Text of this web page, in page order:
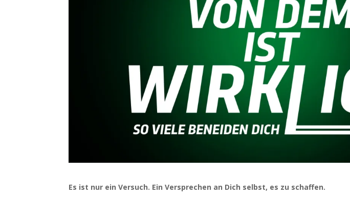
Es ist nur ein Versuch. Ein Versprechen an Dich selbst, es zu schaffen.